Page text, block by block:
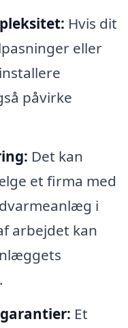
Hvis dit
eller
påvirke
Det kan
et firma med
i
arbejdet kan
Et